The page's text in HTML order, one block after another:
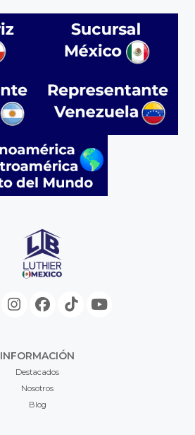
INFORMACIÓN
Destacados
Nosotros
Blog